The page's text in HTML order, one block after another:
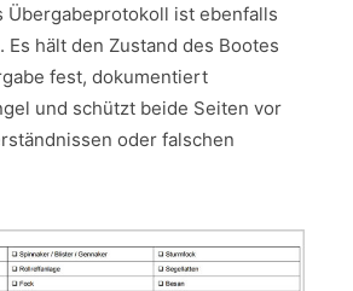
Übergabeprotokoll ist ebenfalls
hält den Zustand des Bootes
fest, dokumentiert
und schützt beide Seiten vor
oder falschen